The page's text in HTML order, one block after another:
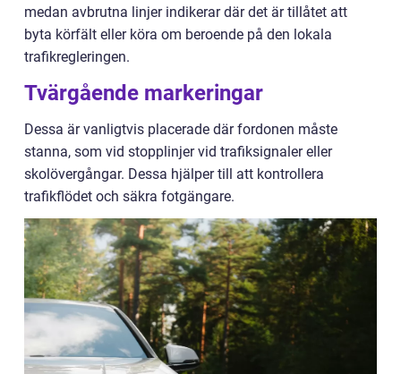
medan avbrutna linjer indikerar där det är tillåtet att
byta körfält eller köra om beroende på den lokala
trafikregleringen.
Tvärgående markeringar
Dessa är vanligtvis placerade där fordonen måste
stanna, som vid stopplinjer vid trafiksignaler eller
skolövergångar. Dessa hjälper till att kontrollera
trafikflödet och säkra fotgängare.